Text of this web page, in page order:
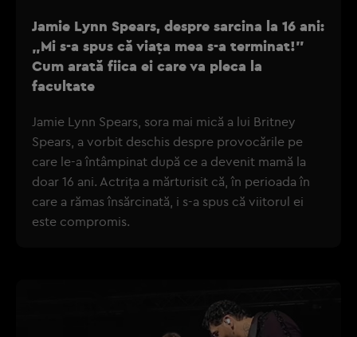
Jamie Lynn Spears, despre sarcina la 16 ani:
„Mi s-a spus că viața mea s-a terminat!”
Cum arată fiica ei care va pleca la
facultate
Jamie Lynn Spears, sora mai mică a lui Britney
Spears, a vorbit deschis despre provocările pe
care le-a întâmpinat după ce a devenit mamă la
doar 16 ani. Actrița a mărturisit că, în perioada în
care a rămas însărcinată, i s-a spus că viitorul ei
este compromis.